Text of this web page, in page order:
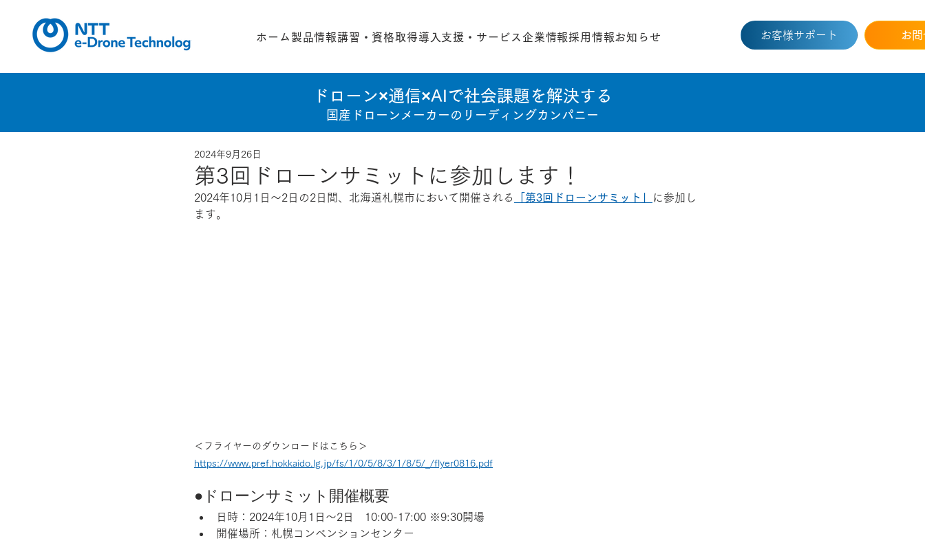
ホーム 製品情報講習・資格取得導入支援・サービス 企業情報採用情報お知らせ お客様サポート お
ドローン×通信×AIで社会課題を解決する
国産ドローンメーカーのリーディングカンパニー
第3回ドローンサミットに参加します！
2024年9月26日
2024年10月1日～2日の2日間、北海道札幌市において開催される 「第3回ドローンサミット」
に参加し
ます。
＜フライヤーのダウンロードはこちら＞
https://www.pref.hokkaido.lg.jp/fs/1/0/5/8/3/1/8/5/_/flyer0816.pdf
●ドローンサミット開催概要
日時：2024年10月1日～2日　10:00-17:00 ※9:30開場
開催場所：札幌コンベンションセンター